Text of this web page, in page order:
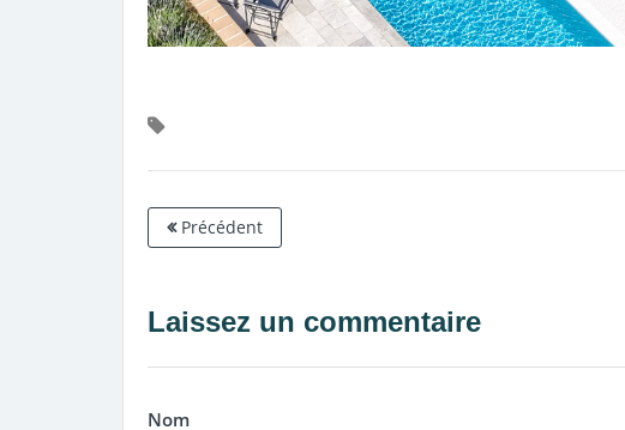
Précédent
Laissez un commentaire
Nom